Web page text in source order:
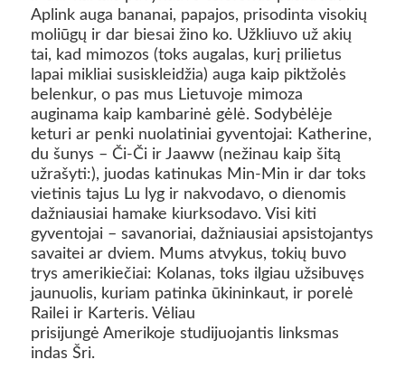
Aplink auga bananai, papajos, prisodinta visokių
moliūgų ir dar biesai žino ko. Užkliuvo už akių
tai, kad mimozos (toks augalas, kurį prilietus
lapai mikliai susiskleidžia) auga kaip piktžolės
belenkur, o pas mus Lietuvoje mimoza
auginama kaip kambarinė gėlė. Sodybėlėje
keturi ar penki nuolatiniai gyventojai: Katherine,
du šunys – Či-Či ir Jaaww (nežinau kaip šitą
užrašyti:), juodas katinukas Min-Min ir dar toks
vietinis tajus Lu lyg ir nakvodavo, o dienomis
dažniausiai hamake kiurksodavo. Visi kiti
gyventojai – savanoriai, dažniausiai apsistojantys
savaitei ar dviem. Mums atvykus, tokių buvo
trys amerikiečiai: Kolanas, toks ilgiau užsibuvęs
jaunuolis, kuriam patinka ūkininkaut, ir porelė
Railei ir Karteris. Vėliau
prisijungė Amerikoje studijuojantis linksmas
indas Šri.